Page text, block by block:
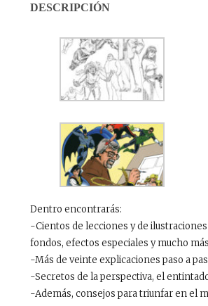
DESCRIPCIÓN
Dentro encontrarás:
-Cientos de lecciones y de
fondos, efectos especiales y mucho
-Más de veinte explicaciones paso a
-Secretos de la perspectiva, el
-Además, consejos para triunfar en el